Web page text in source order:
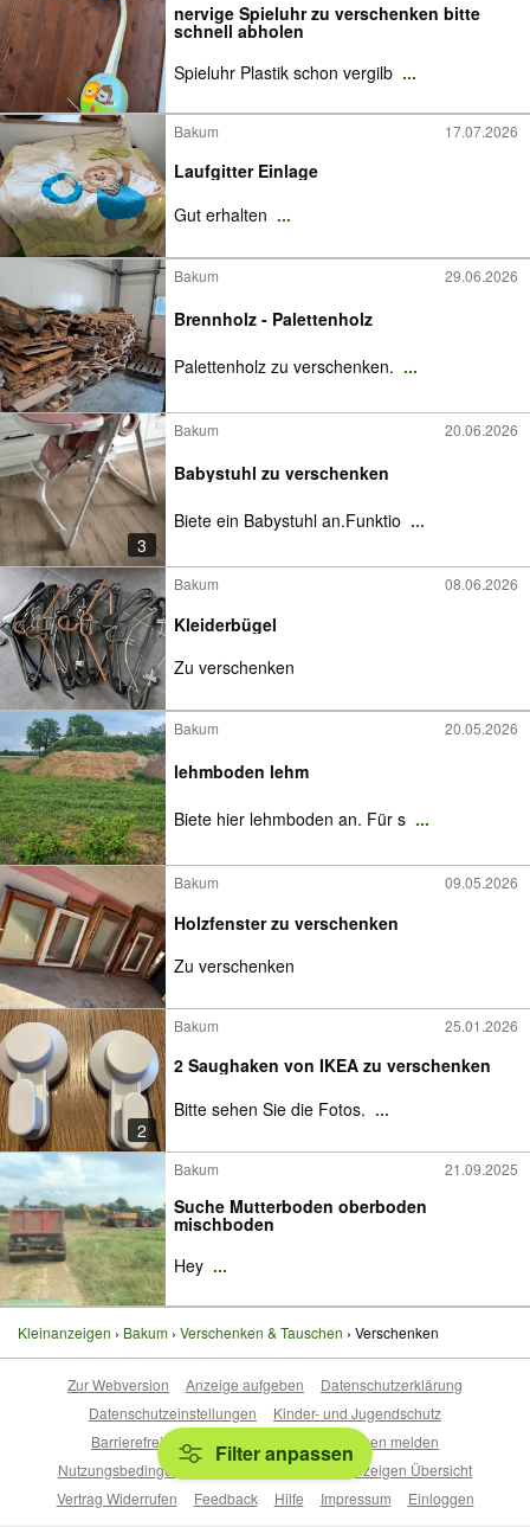
nervige Spieluhr zu verschenken bitte
schnell abholen
Spieluhr Plastik schon vergilb ...
Bakum 17.07.2026
Laufgitter Einlage
Gut erhalten ...
Bakum 29.06.2026
Brennholz - Palettenholz
Palettenholz zu verschenken. ...
3
Bakum 20.06.2026
Babystuhl zu verschenken
Biete ein Babystuhl an.Funktio ...
Bakum 08.06.2026
Kleiderbügel
Zu verschenken
Bakum 20.05.2026
lehmboden lehm
Biete hier lehmboden an. Für s ...
Bakum 09.05.2026
Holzfenster zu verschenken
Zu verschenken
2
Bakum 25.01.2026
2 Saughaken von IKEA zu verschenken
Bitte sehen Sie die Fotos. ...
Bakum 21.09.2025
Suche Mutterboden oberboden
mischboden
Hey ...
Kleinanzeigen Bakum Verschenken & Tauschen Verschenken
Filter anpassen
Zur Webversion Anzeige aufgeben
Datenschutzerklärung
Datenschutzeinstellungen
Kinder- und Jugendschutz
Barrierefreiheitserklärung
Sicherheitslücken melden
Nutzungsbedingungen
Beliebte Suchen
Anzeigen Übersicht
Vertrag Widerrufen
Feedback Hilfe Impressum Einloggen